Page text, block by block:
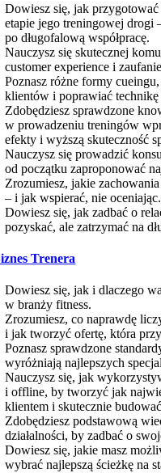
Dowiesz się, jak
etapie jego treningowej drogi
po długofalową współpracę.
Nauczysz się skutecznej
customer experience i
Poznasz różne formy
klientów i poprawiać
Zdobędziesz sprawdzone
w prowadzeniu treningów
efekty i wyższą skuteczność
Nauczysz się prowadzić
od początku zaproponować
Zrozumiesz, jakie
– i jak wspierać, nie oceniając.
Dowiesz się, jak zadbać o
pozyskać, ale zatrzymać na
Trenera
Dowiesz się, jak i dlaczego
w branży fitness.
Zrozumiesz, co naprawdę
i jak tworzyć ofertę, która
Poznasz sprawdzone
wyróżniają najlepszych
Nauczysz się, jak
i offline, by tworzyć jak
klientem i skutecznie
Zdobędziesz podstawową
działalności, by zadbać o
Dowiesz się, jakie masz
wybrać najlepszą ścieżkę na